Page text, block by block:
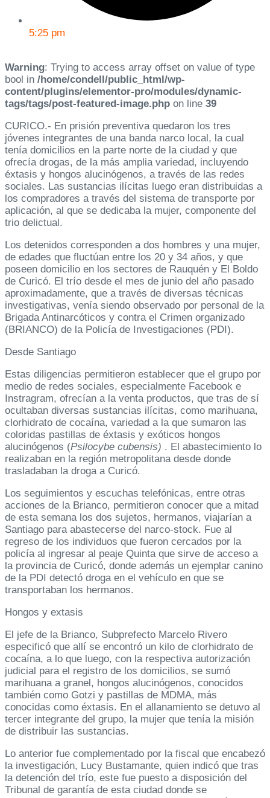
5:25 pm
Warning: Trying to access array offset on value of type
bool in /home/condell/public_html/wp-
content/plugins/elementor-pro/modules/dynamic-
tags/tags/post-featured-image.php on line 39
CURICO.- En prisión preventiva quedaron los tres
jóvenes integrantes de una banda narco local, la cual
tenía domicilios en la parte norte de la ciudad y que
ofrecía drogas, de la más amplia variedad, incluyendo
éxtasis y hongos alucinógenos, a través de las redes
sociales. Las sustancias ilícitas luego eran distribuidas a
los compradores a través del sistema de transporte por
aplicación, al que se dedicaba la mujer, componente del
trio delictual.
Los detenidos corresponden a dos hombres y una mujer,
de edades que fluctúan entre los 20 y 34 años, y que
poseen domicilio en los sectores de Rauquén y El Boldo
de Curicó. El trío desde el mes de junio del año pasado
aproximadamente, que a través de diversas técnicas
investigativas, venía siendo observado por personal de la
Brigada Antinarcóticos y contra el Crimen organizado
(BRIANCO) de la Policía de Investigaciones (PDI).
Desde Santiago
Estas diligencias permitieron establecer que el grupo por
medio de redes sociales, especialmente Facebook e
Instragram, ofrecían a la venta productos, que tras de sí
ocultaban diversas sustancias ilícitas, como marihuana,
clorhidrato de cocaína, variedad a la que sumaron las
coloridas pastillas de éxtasis y exóticos hongos
alucinógenos (Psilocybe cubensis) . El abastecimiento lo
realizaban en la región metropolitana desde donde
trasladaban la droga a Curicó.
Los seguimientos y escuchas telefónicas, entre otras
acciones de la Brianco, permitieron conocer que a mitad
de esta semana los dos sujetos, hermanos, viajarían a
Santiago para abastecerse del narco-stock. Fue al
regreso de los individuos que fueron cercados por la
policía al ingresar al peaje Quinta que sirve de acceso a
la provincia de Curicó, donde además un ejemplar canino
de la PDI detectó droga en el vehículo en que se
transportaban los hermanos.
Hongos y extasis
El jefe de la Brianco, Subprefecto Marcelo Rivero
especificó que allí se encontró un kilo de clorhidrato de
cocaína, a lo que luego, con la respectiva autorización
judicial para el registro de los domicilios, se sumó
marihuana a granel, hongos alucinógenos, conocidos
también como Gotzi y pastillas de MDMA, más
conocidas como éxtasis. En el allanamiento se detuvo al
tercer integrante del grupo, la mujer que tenía la misión
de distribuir las sustancias.
Lo anterior fue complementado por la fiscal que encabezó
la investigación, Lucy Bustamante, quien indicó que tras
la detención del trío, este fue puesto a disposición del
Tribunal de garantía de esta ciudad donde se